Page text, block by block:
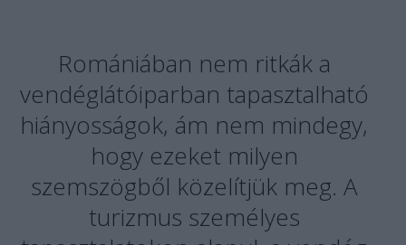
Romániában nem ritkák a
vendéglátóiparban tapasztalható
hiányosságok, ám nem mindegy,
hogy ezeket milyen
szemszögből közelítjük meg. A
turizmus személyes